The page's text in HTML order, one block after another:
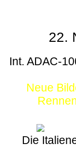
22.
Int. ADAC-
Neue
Die